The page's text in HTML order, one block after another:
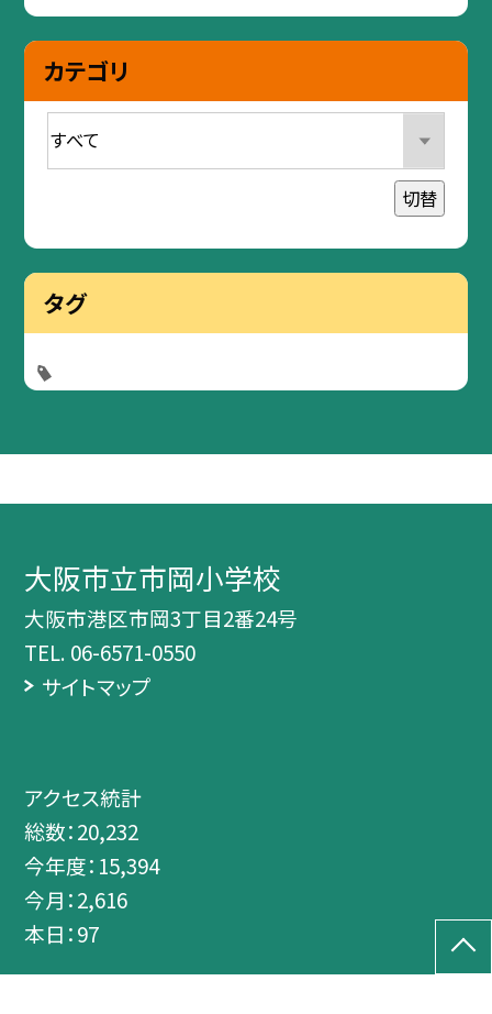
カテゴリ
切替
タグ
大阪市立市岡小学校
大阪市港区市岡3丁目2番24号
TEL. 06-6571-0550
サイトマップ
アクセス統計
総数：20,232
今年度： 15,394
今月：2,616
本日：97